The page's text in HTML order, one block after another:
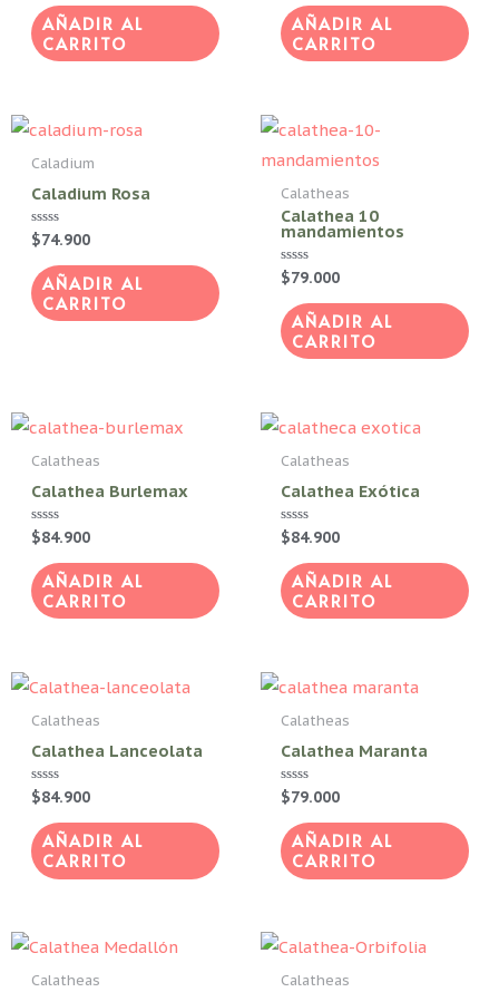
de
5
AÑADIR AL
CARRITO
de
5
AÑADIR AL
CARRITO
Caladium
Caladium Rosa
Valorado
con
de
5
$74.900
AÑADIR AL
CARRITO
Calatheas
Calathea 10
mandamientos
Valorado
con
de
5
$79.000
AÑADIR AL
CARRITO
Calatheas
Calathea Burlemax
Valorado
con
de
5
$84.900
AÑADIR AL
CARRITO
Calatheas
Calathea Exótica
Valorado
con
de
5
$84.900
AÑADIR AL
CARRITO
Calatheas
Calathea Lanceolata
Valorado
con
de
5
$84.900
AÑADIR AL
CARRITO
Calatheas
Calathea Maranta
Valorado
con
de
5
$79.000
AÑADIR AL
CARRITO
Calatheas Calatheas